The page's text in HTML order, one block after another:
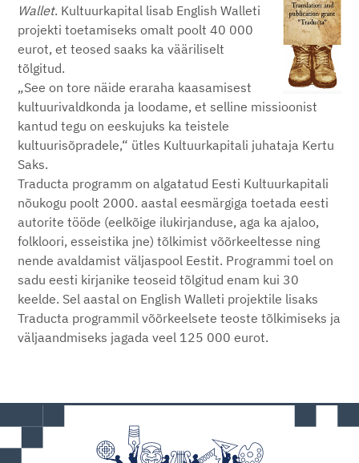
Wallet. Kultuurkapital lisab English Walleti
projekti toetamiseks omalt poolt 40 000
eurot, et teosed saaks ka vääriliselt
tõlgitud.
„See on tore näide eraraha kaasamisest
kultuurivaldkonda ja loodame, et selline missioonist
kantud tegu on eeskujuks ka teistele
kultuurisõpradele,“ ütles Kultuurkapitali juhataja Kertu
Saks.
Traducta programm on algatatud Eesti Kultuurkapitali
nõukogu poolt 2000. aastal eesmärgiga toetada eesti
autorite tööde (eelkõige ilukirjanduse, aga ka ajaloo,
folkloori, esseistika jne) tõlkimist võõrkeeltesse ning
nende avaldamist väljaspool Eestit. Programmi toel on
sadu eesti kirjanike teoseid tõlgitud enam kui 30
keelde. Sel aastal on English Walleti projektile lisaks
Traducta programmil võõrkeelsete teoste tõlkimiseks ja
väljaandmiseks jagada veel 125 000 eurot.